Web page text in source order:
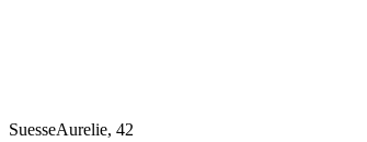
SuesseAurelie, 42